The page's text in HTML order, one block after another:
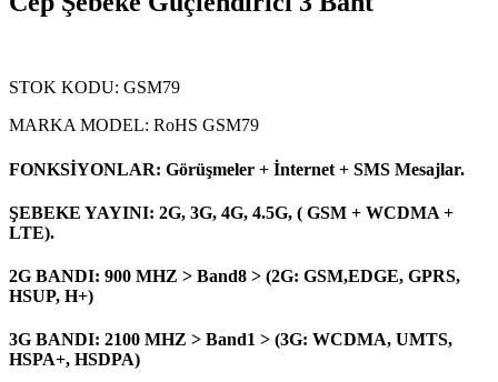
STOK KODU: GSM79
MARKA MODEL: RoHS GSM79
FONKSİYONLAR: Görüşmeler + İnternet + SMS Mesajlar.
ŞEBEKE YAYINI: 2G, 3G, 4G, 4.5G, ( GSM + WCDMA +
LTE).
2G BANDI: 900 MHZ > Band8 > (2G: GSM,EDGE, GPRS,
HSUP, H+)
3G BANDI: 2100 MHZ > Band1 > (3G: WCDMA, UMTS,
HSPA+, HSDPA)